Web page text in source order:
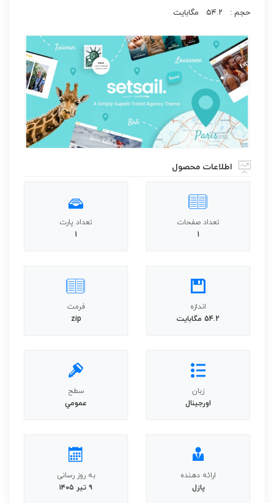
حجم : ۵۴.۲ مگابایت
اطلاعات محصول
تعداد صفحات
1
تعداد پارت
1
اندازه
54.2 مگابايت
فرمت
zip
زبان
اورجينال
سطح
عمومي
ارائه دهنده
پازل
به روز رسانی
۹ تیر ۱۴۰۵